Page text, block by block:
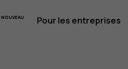
Pour les entreprises